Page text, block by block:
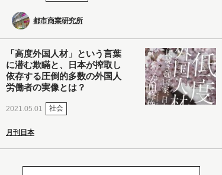
都市商業研究所
「高度外国人材」という言葉
に潜む欺瞞と、日本が搾取し
依存する圧倒的多数の外国人
労働者の実像とは？
2021.05.01 社会
月刊日本